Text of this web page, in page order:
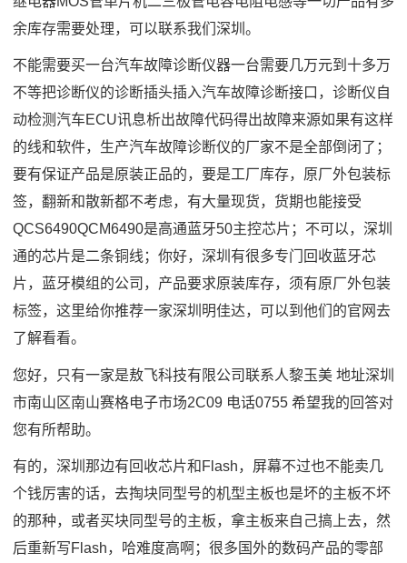
余库存需要处理，可以联系我们深圳。
不能需要买一台汽车故障诊断仪器一台需要几万元到十多万
不等把诊断仪的诊断插头插入汽车故障诊断接口，诊断仪自
动检测汽车ECU讯息析出故障代码得出故障来源如果有这样
的线和软件，生产汽车故障诊断仪的厂家不是全部倒闭了；
要有保证产品是原装正品的，要是工厂库存，原厂外包装标
签，翻新和散新都不考虑，有大量现货，货期也能接受
QCS6490QCM6490是高通蓝牙50主控芯片；不可以，深圳
通的芯片是二条铜线；你好，深圳有很多专门回收蓝牙芯
片，蓝牙模组的公司，产品要求原装库存，须有原厂外包装
标签，这里给你推荐一家深圳明佳达，可以到他们的官网去
了解看看。
您好，只有一家是敖飞科技有限公司联系人黎玉美 地址深圳
市南山区南山赛格电子市场2C09 电话0755 希望我的回答对
您有所帮助。
有的，深圳那边有回收芯片和Flash，屏幕不过也不能卖几
个钱厉害的话，去掏块同型号的机型主板也是坏的主板不坏
的那种，或者买块同型号的主板，拿主板来自己搞上去，然
后重新写Flash，哈难度高啊；很多国外的数码产品的零部